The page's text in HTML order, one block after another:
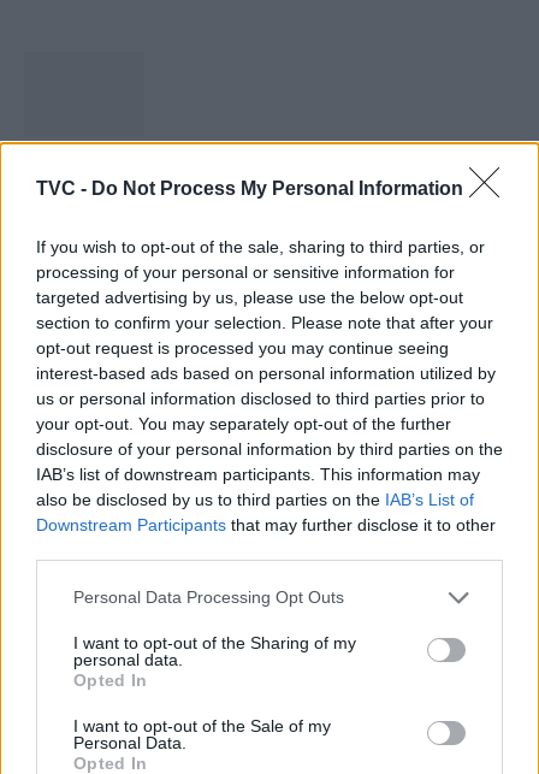
TVC - Do Not Process My Personal Information
If you wish to opt-out of the sale, sharing to third parties, or
processing of your personal or sensitive information for
targeted advertising by us, please use the below opt-out
section to confirm your selection. Please note that after your
opt-out request is processed you may continue seeing
interest-based ads based on personal information utilized by
us or personal information disclosed to third parties prior to
your opt-out. You may separately opt-out of the further
disclosure of your personal information by third parties on the
IAB’s list of downstream participants. This information may
also be disclosed by us to third parties on the IAB’s List of
Downstream Participants that may further disclose it to other
Personal Data Processing Opt Outs
I want to opt-out of the Sharing of my
personal data.
Opted In
I want to opt-out of the Sale of my
Personal Data.
Opted In
Capacita Jovem de Poiares aproxima
jovens ao mundo do trabalho
Colheita de sangue regressa ao Hospital
Sousa Martins durante o mês...
30 DE JULHO, 2026
ULS da Guarda assinala o Dia Mundial
do Cancro do Pulmão...